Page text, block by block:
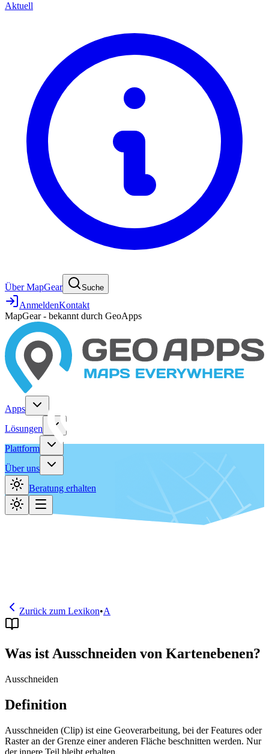
Aktuell
Über MapGear Suche
AnmeldenKontakt
MapGear - bekannt durch GeoApps
Apps
Lösungen
Plattform
Über uns
Beratung erhalten
Zurück zum Lexikon•A
Was ist Ausschneiden von Kartenebenen?
Ausschneiden
Definition
Ausschneiden (Clip) ist eine Geoverarbeitung, bei der Features oder
Raster an der Grenze einer anderen Fläche beschnitten werden. Nur
der innere Teil bleibt erhalten.